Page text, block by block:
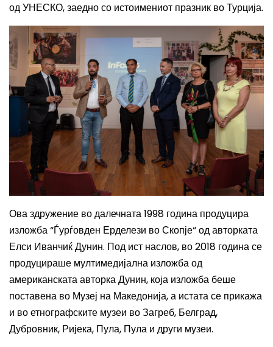
од УНЕСКО, заедно со истоимениот празник во Турција.
Ова здружение во далечната 1998 година продуцира
изложба “Ѓурѓовден Ерделези во Скопје“ од авторката
Елси Иванчиќ Дунин. Под ист наслов, во 2018 година се
продуцираше мултимедијална изложба од
американската авторка Дунин, која изложба беше
поставена во Музеј на Македонија, а истата се прикажа
и во етнографските музеи во Загреб, Белград,
Дубровник, Ријека, Пула, Пула и други музеи.